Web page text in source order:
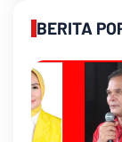
BERITA